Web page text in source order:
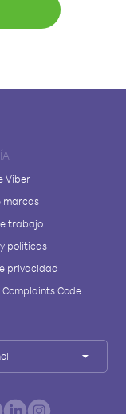
Viber
marcas
trabajo
políticas
privacidad
Code